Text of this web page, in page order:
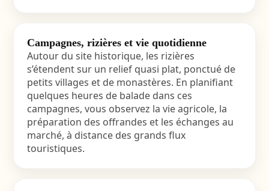
Campagnes, rizières et vie quotidienne
Autour du site historique, les rizières
s’étendent sur un relief quasi plat, ponctué de
petits villages et de monastères. En planifiant
quelques heures de balade dans ces
campagnes, vous observez la vie agricole, la
préparation des offrandes et les échanges au
marché, à distance des grands flux
touristiques.